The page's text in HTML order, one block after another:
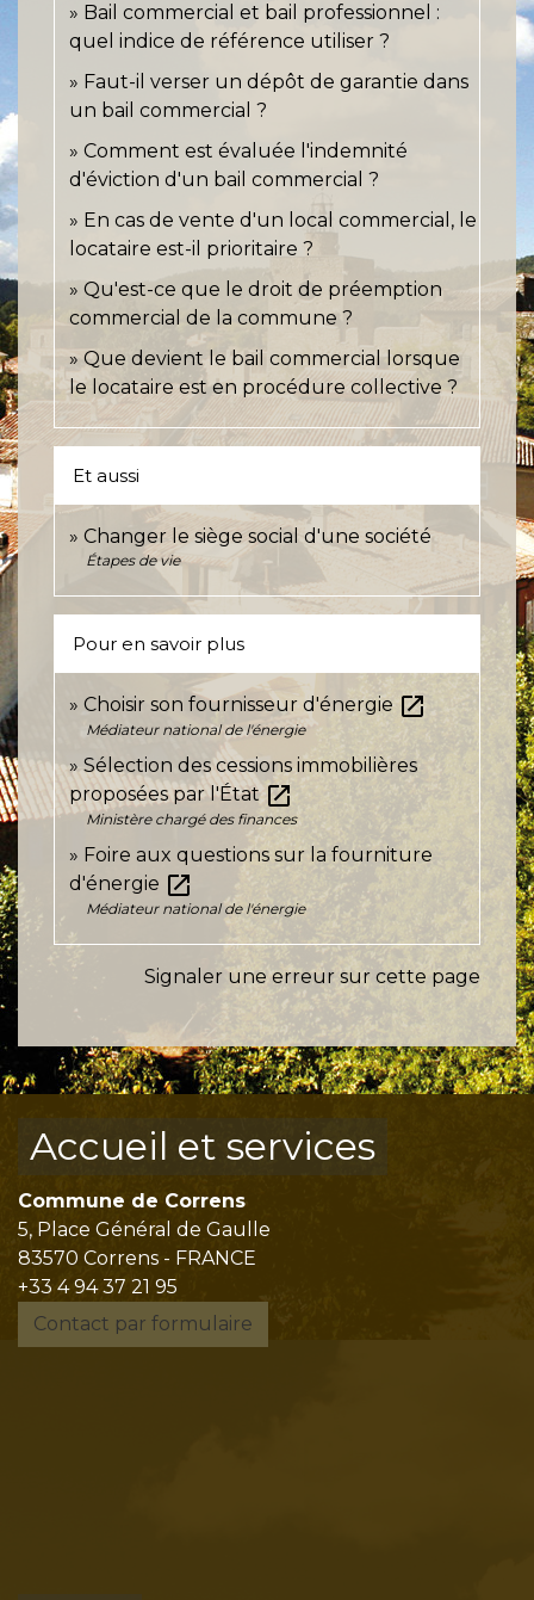
Bail commercial et bail professionnel :
quel indice de référence utiliser ?
Faut-il verser un dépôt de garantie dans
un bail commercial ?
Comment est évaluée l'indemnité
d'éviction d'un bail commercial ?
En cas de vente d'un local commercial, le
locataire est-il prioritaire ?
Qu'est-ce que le droit de préemption
commercial de la commune ?
Que devient le bail commercial lorsque
le locataire est en procédure collective ?
Et aussi
Changer le siège social d'une société
Étapes de vie
Pour en savoir plus
Choisir son fournisseur d'énergie open_in_new
Médiateur national de l'énergie
Sélection des cessions immobilières
proposées par l'État open_in_new
Ministère chargé des finances
Foire aux questions sur la fourniture
d'énergie open_in_new
Médiateur national de l'énergie
Signaler une erreur sur cette page
Accueil et services
Commune de Correns
5, Place Général de Gaulle
83570 Correns - FRANCE
+33 4 94 37 21 95
Contact par formulaire